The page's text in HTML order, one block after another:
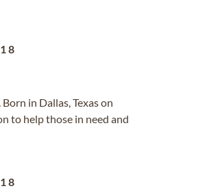
in Dallas, Texas on
to help those in need and